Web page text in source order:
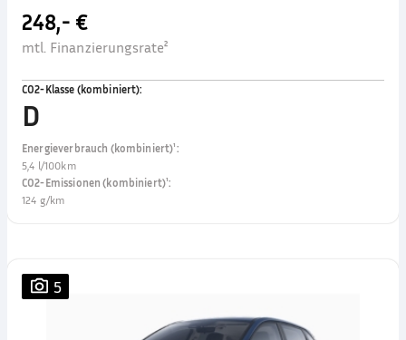
248,- €
mtl. Finanzierungsrate²
CO2-Klasse (kombiniert):
D
Energieverbrauch (kombiniert)¹:
5,4 l/100km
CO2-Emissionen (kombiniert)¹:
124 g/km
5